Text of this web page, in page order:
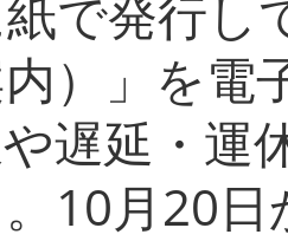
で発行し
）」を電
遅延・運
10月20